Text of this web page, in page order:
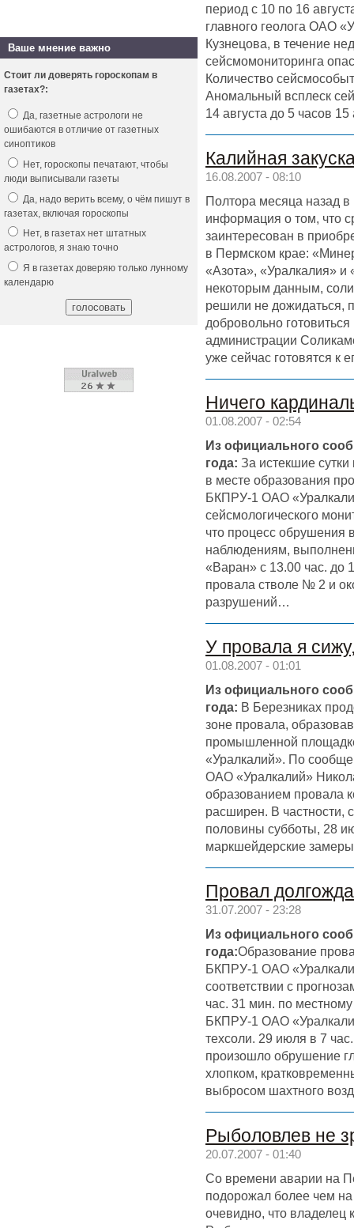
период с 10 по 16
главного геолога ОАО
Кузнецова, в течение
сейсмомониторинга
Количество
Аномальный всплеск
14 августа до 5 часов
Калийная
16.08.2007 - 08:10
Полтора месяца назад в
информация о том, что
заинтересован в
в Пермском крае:
«Азота», «Уралкалия»
некоторым данным,
решили не дожидаться,
добровольно
администрации
уже сейчас готовятся к
Ничего
01.08.2007 - 02:54
Из официального
года: За истекшие
в месте образования
БКПРУ-1 ОАО
сейсмологического
что процесс обрушения
наблюдениям,
«Варан» с 13.00 час. до
провала стволе № 2 и
разрушений…
У провала я
01.08.2007 - 01:01
Из официального
года: В Березниках
зоне провала,
промышленной
«Уралкалий». По
ОАО «Уралкалий»
образованием провала
расширен. В частности,
половины субботы, 28
маркшейдерские
Провал
31.07.2007 - 23:28
Из официального
года:Образование
БКПРУ-1 ОАО
соответствии с
час. 31 мин. по
БКПРУ-1 ОАО
техсоли. 29 июля в 7
произошло обрушение
хлопком,
выбросом шахтного
Рыболовлев не
20.07.2007 - 01:40
Со времени аварии на
подорожал более чем
очевидно, что владелец
Ваше мнение важно
Стоит ли доверять гороскопам в
газетах?:
Да, газетные астрологи не
ошибаются в отличие от газетных
синоптиков
Нет, гороскопы печатают, чтобы
люди выписывали газеты
Да, надо верить всему, о чём пишут в
газетах, включая гороскопы
Нет, в газетах нет штатных
астрологов, я знаю точно
Я в газетах доверяю только лунному
календарю